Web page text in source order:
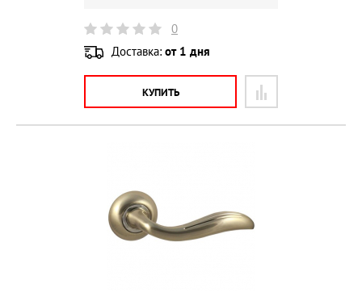
0
Доставка: от 1 дня
КУПИТЬ